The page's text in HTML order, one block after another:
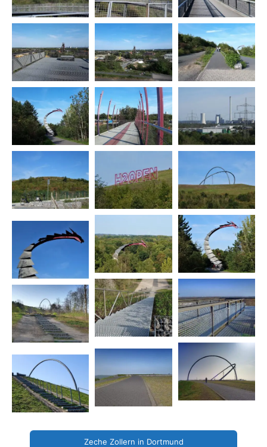
Zeche Zollern in Dortmund